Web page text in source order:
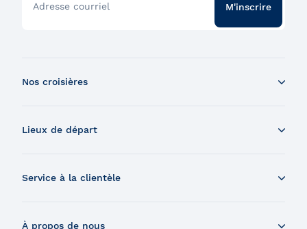
Adresse courriel M'inscrire
Nos croisières
Croisière aux baleines en Zodiac
Lieux de départ
Charlevoix
Québec
Service à la clientèle
Nous trouver
À propos de nous